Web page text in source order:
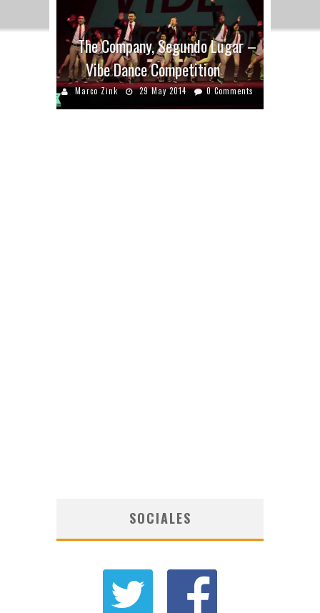
The Company, Segundo Lugar –
Vibe Dance Competition
Marco Zink 29 May 2014 0 Comments
SOCIALES